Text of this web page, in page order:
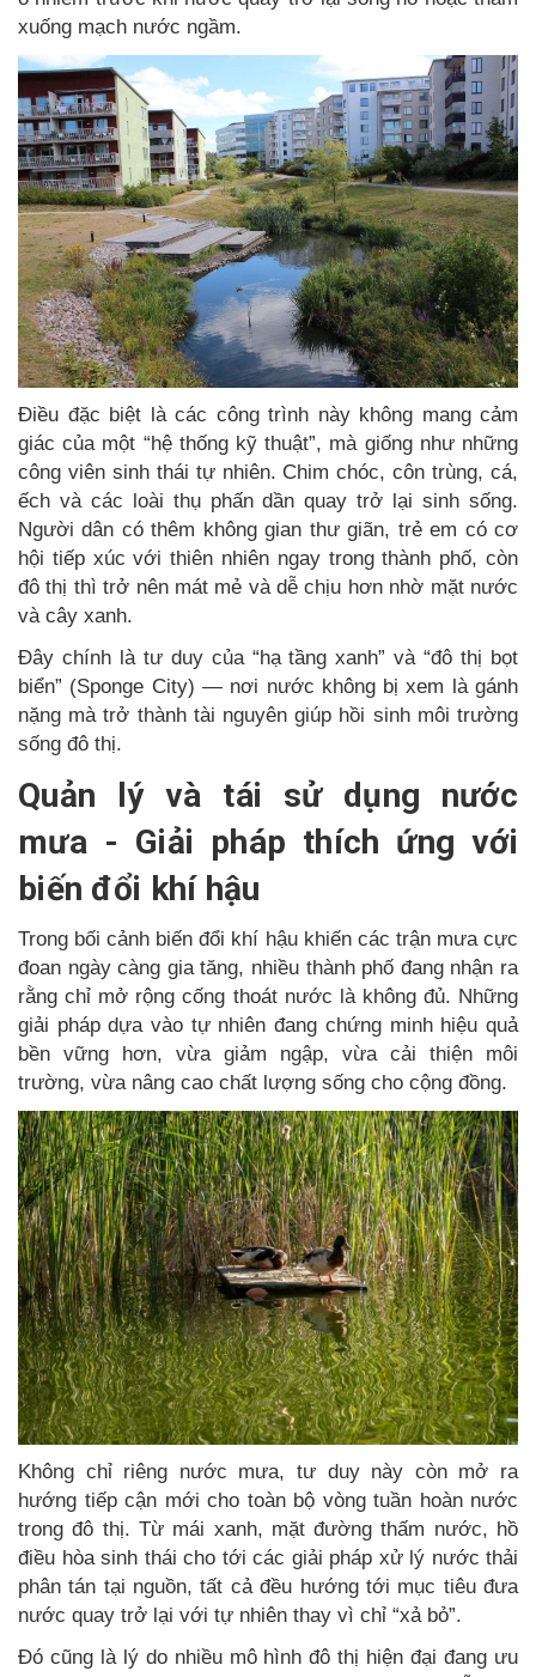
xuống mạch nước ngầm.
Điều đặc biệt là các công trình này không mang cảm
giác của một “hệ thống kỹ thuật”, mà giống như những
công viên sinh thái tự nhiên. Chim chóc, côn trùng, cá,
ếch và các loài thụ phấn dần quay trở lại sinh sống.
Người dân có thêm không gian thư giãn, trẻ em có cơ
hội tiếp xúc với thiên nhiên ngay trong thành phố, còn
đô thị thì trở nên mát mẻ và dễ chịu hơn nhờ mặt nước
và cây xanh.
Đây chính là tư duy của “hạ tầng xanh” và “đô thị bọt
biển” (Sponge City) — nơi nước không bị xem là gánh
nặng mà trở thành tài nguyên giúp hồi sinh môi trường
sống đô thị.
Quản lý và tái sử dụng nước
mưa - Giải pháp thích ứng với
biến đổi khí hậu
Trong bối cảnh biến đổi khí hậu khiến các trận mưa cực
đoan ngày càng gia tăng, nhiều thành phố đang nhận ra
rằng chỉ mở rộng cống thoát nước là không đủ. Những
giải pháp dựa vào tự nhiên đang chứng minh hiệu quả
bền vững hơn, vừa giảm ngập, vừa cải thiện môi
trường, vừa nâng cao chất lượng sống cho cộng đồng.
Không chỉ riêng nước mưa, tư duy này còn mở ra
hướng tiếp cận mới cho toàn bộ vòng tuần hoàn nước
trong đô thị. Từ mái xanh, mặt đường thấm nước, hồ
điều hòa sinh thái cho tới các giải pháp xử lý nước thải
phân tán tại nguồn, tất cả đều hướng tới mục tiêu đưa
nước quay trở lại với tự nhiên thay vì chỉ “xả bỏ”.
Đó cũng là lý do nhiều mô hình đô thị hiện đại đang ưu